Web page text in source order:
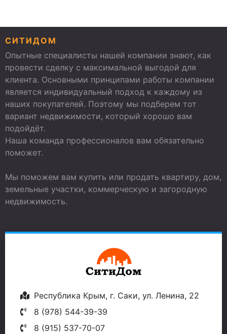
СИТИДОМ
Опытные специалисты нашей компании знают, как
провести сделку с максимальной выгодой для
клиента. Основными принципами работы компании
является индивидуальный подход к каждому из
наших покупателей. Поэтому мы подберем тот
вариант недвижимости, который хорошо вам
подойдёт.
Наша команда профессионалов вам обязательно
поможет.
Мы поможем вам купить или продать квартиру, дом,
земельные участки, коммерческую и загородную
недвижимость.
Республика Крым, г. Саки, ул. Ленина, 22
8 (978) 544-39-39
8 (915) 537-70-07